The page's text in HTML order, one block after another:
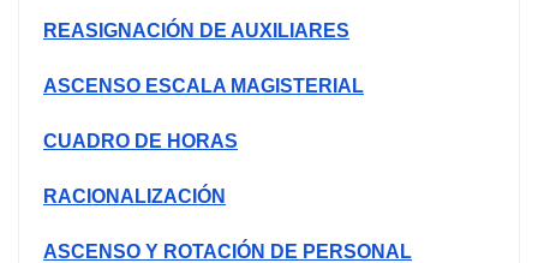
REASIGNACIÓN DE AUXILIARES
ASCENSO ESCALA MAGISTERIAL
CUADRO DE HORAS
RACIONALIZACIÓN
ASCENSO Y ROTACIÓN DE PERSONAL